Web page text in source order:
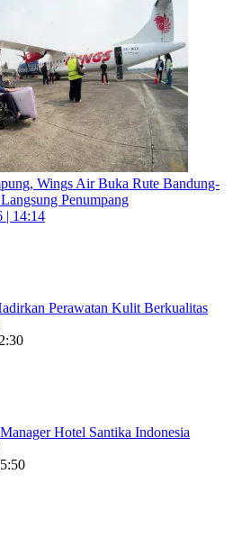
Wings Air Buka Rute Bandung-
Penumpang
| 14:14
Perawatan Kulit Berkualitas
Hotel Santika Indonesia